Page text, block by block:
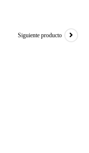
Siguiente producto